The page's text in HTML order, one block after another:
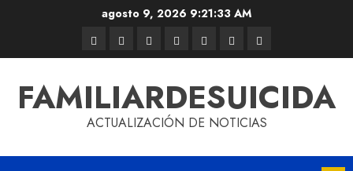
agosto 9, 2026 9:21:33 AM
FAMILIARDESUICIDA
ACTUALIZACIÓN DE NOTICIAS